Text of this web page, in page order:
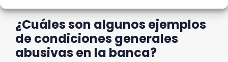
¿Cuáles son algunos ejemplos
de condiciones generales
abusivas en la banca?